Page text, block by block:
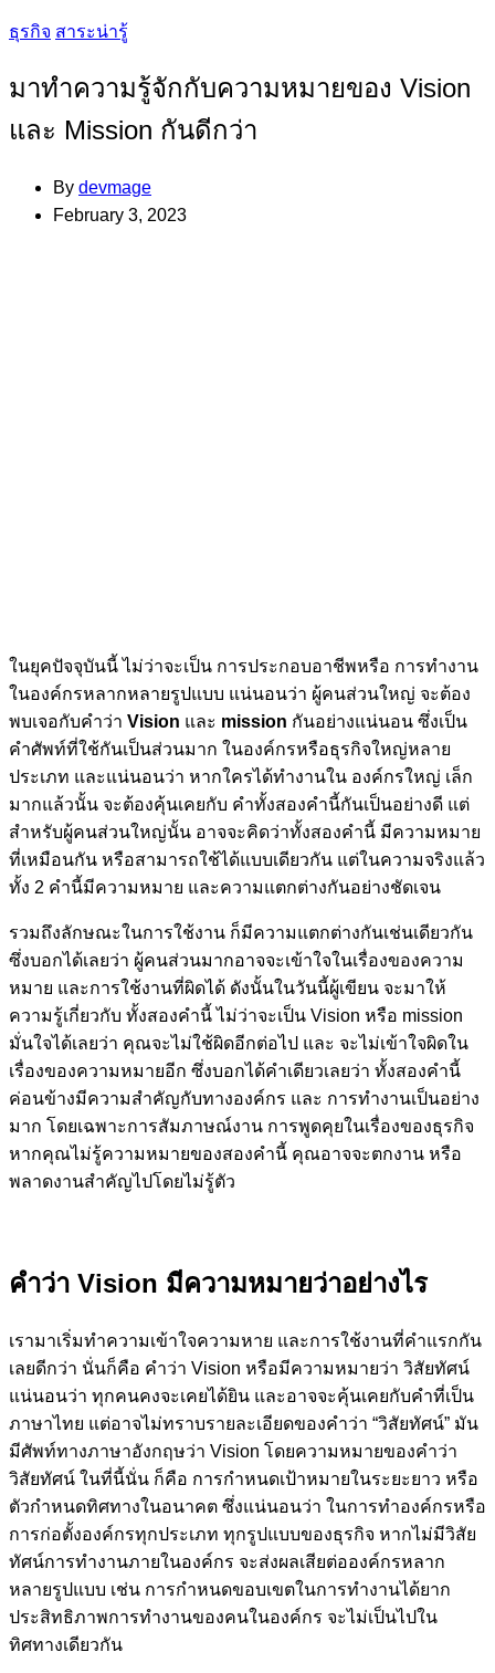
Categories
ธุรกิจ สาระน่ารู้
มาทำความรู้จักกับความหมายของ Vision
และ Mission กันดีกว่า
By devmage
February 3, 2023
ในยุคปัจจุบันนี้ ไม่ว่าจะเป็น การประกอบอาชีพหรือ การทำงาน
ในองค์กรหลากหลายรูปแบบ แน่นอนว่า ผู้คนส่วนใหญ่ จะต้อง
พบเจอกับคำว่า Vision และ mission กันอย่างแน่นอน ซึ่งเป็น
คำศัพท์ที่ใช้กันเป็นส่วนมาก ในองค์กรหรือธุรกิจใหญ่หลาย
ประเภท และแน่นอนว่า หากใครได้ทำงานใน องค์กรใหญ่ เล็ก
มากแล้วนั้น จะต้องคุ้นเคยกับ คำทั้งสองคำนี้กันเป็นอย่างดี แต่
สำหรับผู้คนส่วนใหญ่นั้น อาจจะคิดว่าทั้งสองคำนี้ มีความหมาย
ที่เหมือนกัน หรือสามารถใช้ได้แบบเดียวกัน แต่ในความจริงแล้ว
ทั้ง 2 คำนี้มีความหมาย และความแตกต่างกันอย่างชัดเจน
รวมถึงลักษณะในการใช้งาน ก็มีความแตกต่างกันเช่นเดียวกัน
ซึ่งบอกได้เลยว่า ผู้คนส่วนมากอาจจะเข้าใจในเรื่องของความ
หมาย และการใช้งานที่ผิดได้ ดังนั้นในวันนี้ผู้เขียน จะมาให้
ความรู้เกี่ยวกับ ทั้งสองคำนี้ ไม่ว่าจะเป็น Vision หรือ mission
มั่นใจได้เลยว่า คุณจะไม่ใช้ผิดอีกต่อไป และ จะไม่เข้าใจผิดใน
เรื่องของความหมายอีก ซึ่งบอกได้คำเดียวเลยว่า ทั้งสองคำนี้
ค่อนข้างมีความสำคัญกับทางองค์กร และ การทำงานเป็นอย่าง
มาก โดยเฉพาะการสัมภาษณ์งาน การพูดคุยในเรื่องของธุรกิจ
หากคุณไม่รู้ความหมายของสองคำนี้ คุณอาจจะตกงาน หรือ
พลาดงานสำคัญไปโดยไม่รู้ตัว
คำว่า Vision มีความหมายว่าอย่างไร
เรามาเริ่มทำความเข้าใจความหาย และการใช้งานที่คำแรกกัน
เลยดีกว่า นั่นก็คือ คำว่า Vision หรือมีความหมายว่า วิสัยทัศน์
แน่นอนว่า ทุกคนคงจะเคยได้ยิน และอาจจะคุ้นเคยกับคำที่เป็น
ภาษาไทย แต่อาจไม่ทราบรายละเอียดของคำว่า “วิสัยทัศน์” มัน
มีศัพท์ทางภาษาอังกฤษว่า Vision โดยความหมายของคำว่า
วิสัยทัศน์ ในที่นี้นั่น ก็คือ การกำหนดเป้าหมายในระยะยาว หรือ
ตัวกำหนดทิศทางในอนาคต ซึ่งแน่นอนว่า ในการทำองค์กรหรือ
การก่อตั้งองค์กรทุกประเภท ทุกรูปแบบของธุรกิจ หากไม่มีวิสัย
ทัศน์การทำงานภายในองค์กร จะส่งผลเสียต่อองค์กรหลาก
หลายรูปแบบ เช่น การกำหนดขอบเขตในการทำงานได้ยาก
ประสิทธิภาพการทำงานของคนในองค์กร จะไม่เป็นไปใน
ทิศทางเดียวกัน